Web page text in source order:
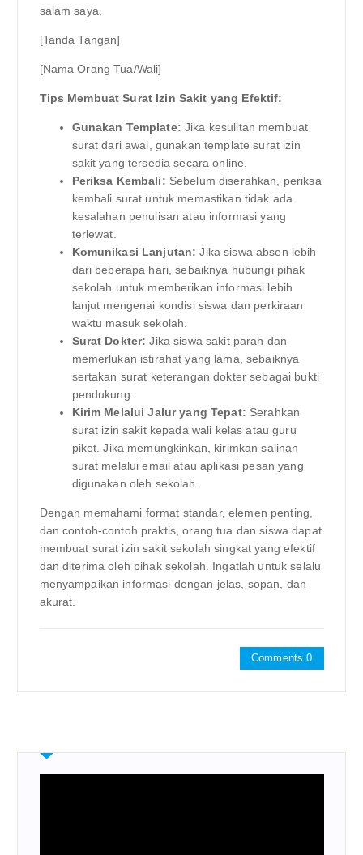
salam saya,
[Tanda Tangan]
[Nama Orang Tua/Wali]
Tips Membuat Surat Izin Sakit yang Efektif:
Gunakan Template: Jika kesulitan membuat
surat dari awal, gunakan template surat izin
sakit yang tersedia secara online.
Periksa Kembali: Sebelum diserahkan, periksa
kembali surat untuk memastikan tidak ada
kesalahan penulisan atau informasi yang
terlewat.
Komunikasi Lanjutan: Jika siswa absen lebih
dari beberapa hari, sebaiknya hubungi pihak
sekolah untuk memberikan informasi lebih
lanjut mengenai kondisi siswa dan perkiraan
waktu masuk sekolah.
Surat Dokter: Jika siswa sakit parah dan
memerlukan istirahat yang lama, sebaiknya
sertakan surat keterangan dokter sebagai bukti
pendukung.
Kirim Melalui Jalur yang Tepat: Serahkan
surat izin sakit kepada wali kelas atau guru
piket. Jika memungkinkan, kirimkan salinan
surat melalui email atau aplikasi pesan yang
digunakan oleh sekolah.
Dengan memahami format standar, elemen penting,
dan contoh-contoh praktis, orang tua dan siswa dapat
membuat surat izin sakit sekolah singkat yang efektif
dan diterima oleh pihak sekolah. Ingatlah untuk selalu
menyampaikan informasi dengan jelas, sopan, dan
akurat.
Comments 0